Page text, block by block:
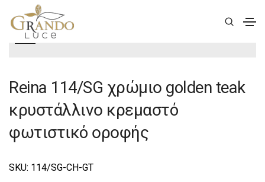
|Deco|Reina
Reina Φωτιστικά Οροφής-Κρεμαστά
Deco
Reina 114/SG χρώμιο golden teak
κρυστάλλινο κρεμαστό
φωτιστικό οροφής
SKU: 114/SG-CH-GT